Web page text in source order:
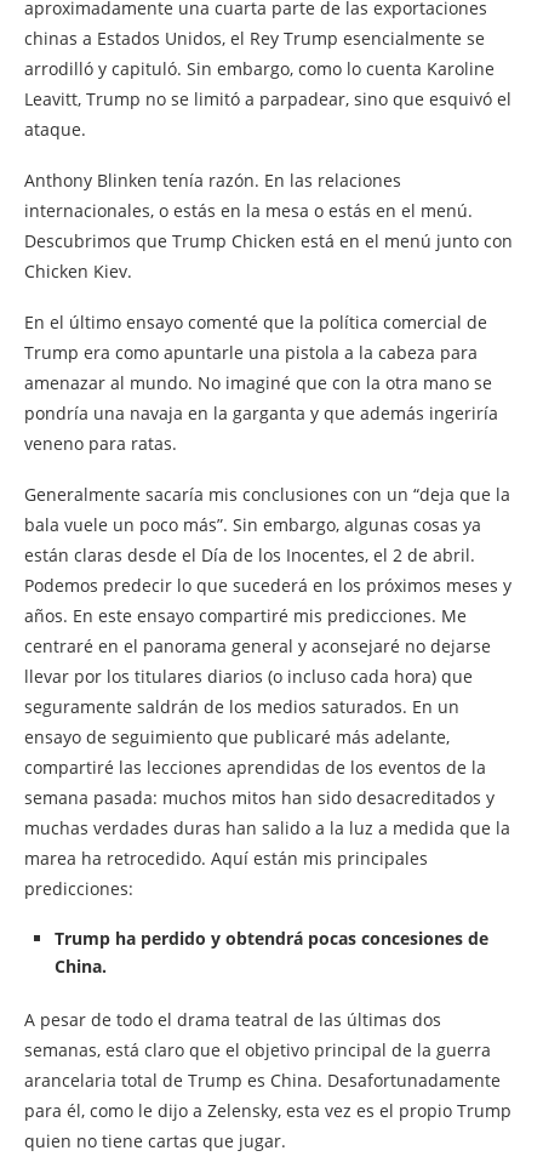
aproximadamente una cuarta parte de las exportaciones
chinas a Estados Unidos, el Rey Trump esencialmente se
arrodilló y capituló. Sin embargo, como lo cuenta Karoline
Leavitt, Trump no se limitó a parpadear, sino que esquivó el
ataque.
Anthony Blinken tenía razón. En las relaciones
internacionales, o estás en la mesa o estás en el menú.
Descubrimos que Trump Chicken está en el menú junto con
Chicken Kiev.
En el último ensayo comenté que la política comercial de
Trump era como apuntarle una pistola a la cabeza para
amenazar al mundo. No imaginé que con la otra mano se
pondría una navaja en la garganta y que además ingeriría
veneno para ratas.
Generalmente sacaría mis conclusiones con un “deja que la
bala vuele un poco más”. Sin embargo, algunas cosas ya
están claras desde el Día de los Inocentes, el 2 de abril.
Podemos predecir lo que sucederá en los próximos meses y
años. En este ensayo compartiré mis predicciones. Me
centraré en el panorama general y aconsejaré no dejarse
llevar por los titulares diarios (o incluso cada hora) que
seguramente saldrán de los medios saturados. En un
ensayo de seguimiento que publicaré más adelante,
compartiré las lecciones aprendidas de los eventos de la
semana pasada: muchos mitos han sido desacreditados y
muchas verdades duras han salido a la luz a medida que la
marea ha retrocedido. Aquí están mis principales
predicciones:
Trump ha perdido y obtendrá pocas concesiones de
China.
A pesar de todo el drama teatral de las últimas dos
semanas, está claro que el objetivo principal de la guerra
arancelaria total de Trump es China. Desafortunadamente
para él, como le dijo a Zelensky, esta vez es el propio Trump
quien no tiene cartas que jugar.